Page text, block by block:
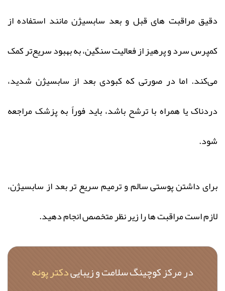
دقیق مراقبت‌ های قبل و بعد سابسیژن مانند استفاده از
کمپرس سرد و پرهیز از فعالیت سنگین، به بهبود سریع‌تر کمک
می‌کند. اما در صورتی که کبودی بعد از سابسیژن شدید،
دردناک یا همراه با ترشح باشد، باید فوراً به پزشک مراجعه
شود.
برای داشتن پوستی سالم و ترمیم سریع‌ تر بعد از سابسیژن،
لازم است مراقبت‌ ها را زیر نظر متخصص انجام دهید.
در مرکز کوچینگ سلامت و زیباییدکتر پونه